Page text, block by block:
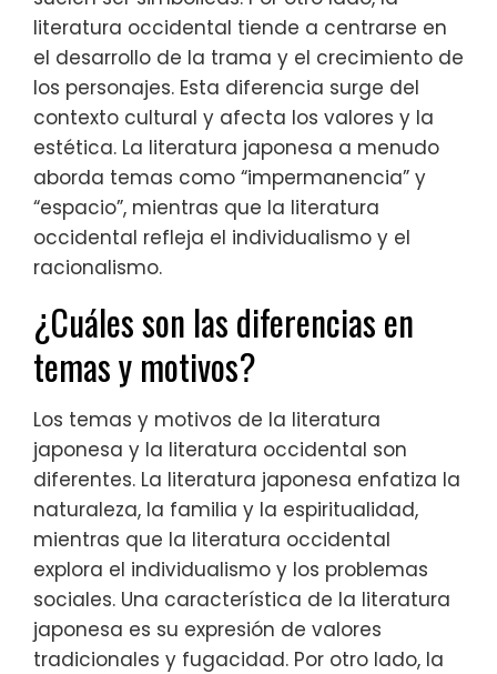
literatura occidental tiende a centrarse en
el desarrollo de la trama y el crecimiento de
los personajes. Esta diferencia surge del
contexto cultural y afecta los valores y la
estética. La literatura japonesa a menudo
aborda temas como “impermanencia” y
“espacio”, mientras que la literatura
occidental refleja el individualismo y el
racionalismo.
¿Cuáles son las diferencias en
temas y motivos?
Los temas y motivos de la literatura
japonesa y la literatura occidental son
diferentes. La literatura japonesa enfatiza la
naturaleza, la familia y la espiritualidad,
mientras que la literatura occidental
explora el individualismo y los problemas
sociales. Una característica de la literatura
japonesa es su expresión de valores
tradicionales y fugacidad. Por otro lado, la